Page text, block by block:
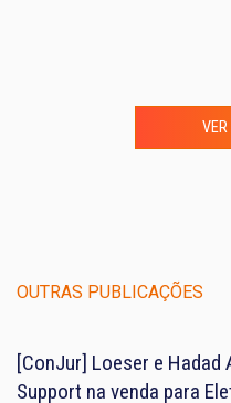
OUTRAS PUBLICAÇÕES
[ConJur] Loeser e
Support na venda para